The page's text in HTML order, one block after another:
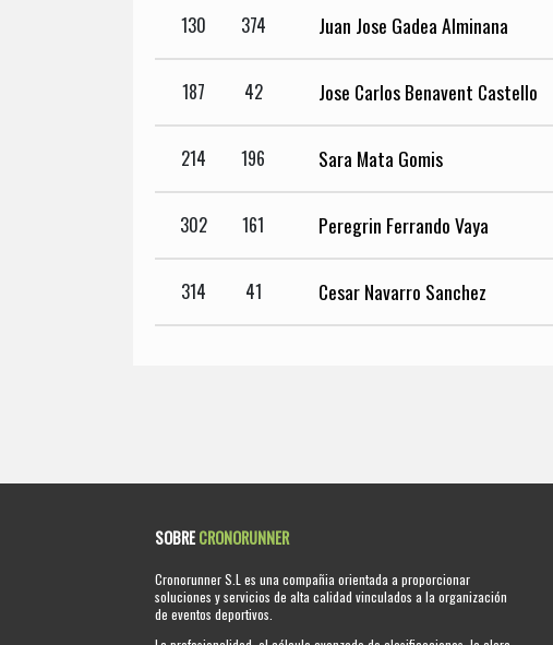
130 374 Juan Jose Gadea Alminana
187 42 Jose Carlos Benavent Castello
214 196 Sara Mata Gomis
302 161 Peregrin Ferrando Vaya
314 41 Cesar Navarro Sanchez
SOBRECRONORUNNER
Cronorunner S.L es una compañia orientada a proporcionar
soluciones y servicios de alta calidad vinculados a la organización
de eventos deportivos.